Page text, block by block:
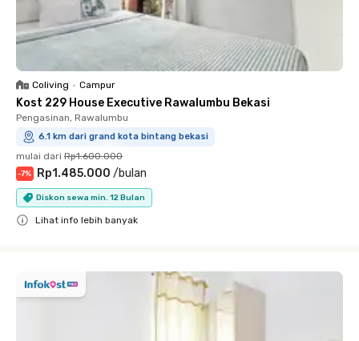
Coliving • Campur
Kost 229 House Executive Rawalumbu Bekasi
Pengasinan, Rawalumbu
6.1 km dari grand kota bintang bekasi
mulai dari Rp1.600.000
-7% Rp1.485.000 /bulan
Diskon sewa min. 12 Bulan
Lihat info lebih banyak